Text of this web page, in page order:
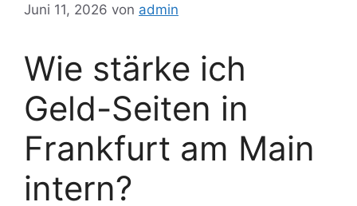
Juni 11, 2026 von admin
Wie stärke ich
Geld-Seiten in
Frankfurt am Main
intern?